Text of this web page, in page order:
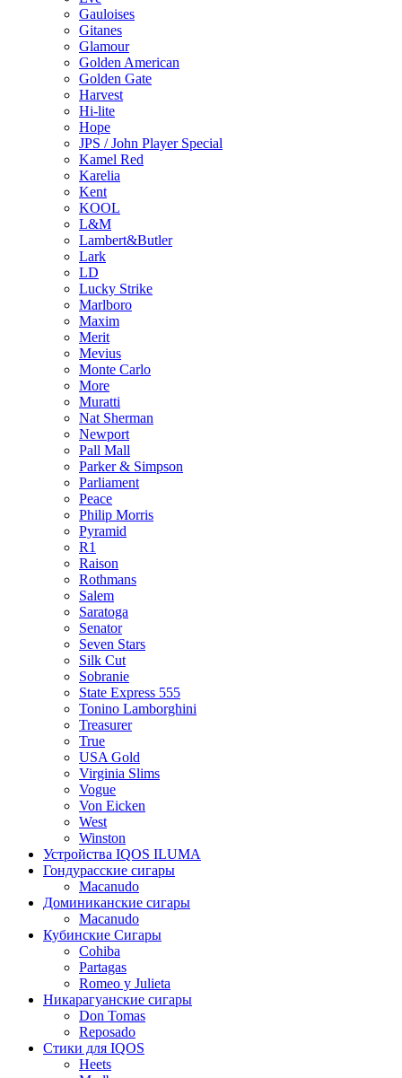
Gauloises
Gitanes
Glamour
Golden American
Golden Gate
Harvest
Hi-lite
Hope
JPS / John Player Special
Kamel Red
Karelia
Kent
KOOL
L&M
Lambert&Butler
Lark
LD
Lucky Strike
Marlboro
Maxim
Merit
Mevius
Monte Carlo
More
Muratti
Nat Sherman
Newport
Pall Mall
Parker & Simpson
Parliament
Peace
Philip Morris
Pyramid
R1
Raison
Rothmans
Salem
Saratoga
Senator
Seven Stars
Silk Cut
Sobranie
State Express 555
Tonino Lamborghini
Treasurer
True
USA Gold
Virginia Slims
Vogue
Von Eicken
West
Winston
Устройства IQOS ILUMA
Гондурасские сигары
Macanudo
Доминиканские сигары
Macanudo
Кубинские Сигары
Cohiba
Partagas
Romeo y Julieta
Никарагуанские сигары
Don Tomas
Reposado
Стики для IQOS
Heets